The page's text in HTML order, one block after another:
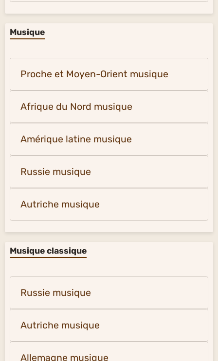
Musique
Proche et Moyen-Orient musique
Afrique du Nord musique
Amérique latine musique
Russie musique
Autriche musique
Musique classique
Russie musique
Autriche musique
Allemagne musique